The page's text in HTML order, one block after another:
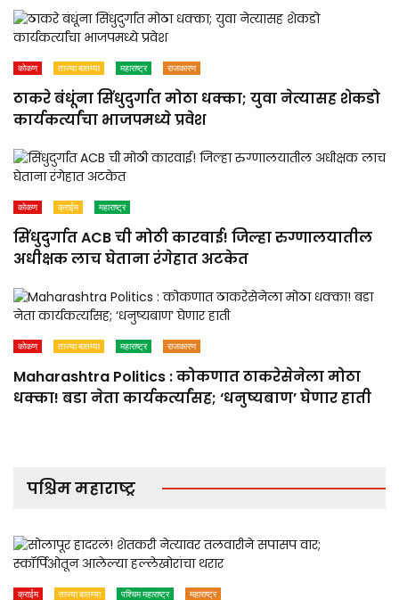
कोकण ताज्या बातम्या महाराष्ट्र राजकारण
ठाकरे बंधूंना सिंधुदुर्गात मोठा धक्का; युवा नेत्यासह शेकडो
कार्यकर्त्यांचा भाजपमध्ये प्रवेश
कोकण क्राईम महाराष्ट्र
सिंधुदुर्गात ACB ची मोठी कारवाई! जिल्हा रुग्णालयातील
अधीक्षक लाच घेताना रंगेहात अटकेत
कोकण ताज्या बातम्या महाराष्ट्र राजकारण
Maharashtra Politics : कोकणात ठाकरेसेनेला मोठा
धक्का! बडा नेता कार्यकर्त्यांसह; ‘धनुष्यबाण’ घेणार हाती
पश्चिम महाराष्ट्र
क्राईम ताज्या बातम्या पश्चिम महाराष्ट्र महाराष्ट्र